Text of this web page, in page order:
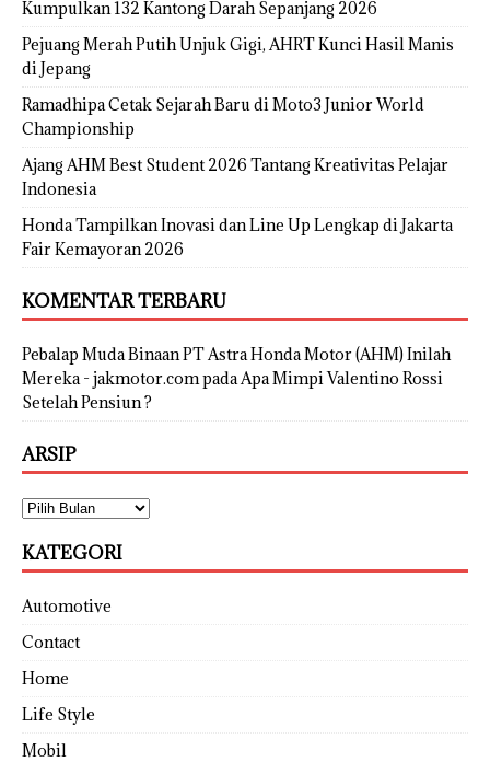
Kumpulkan 132 Kantong Darah Sepanjang 2026
Pejuang Merah Putih Unjuk Gigi, AHRT Kunci Hasil Manis
di Jepang
Ramadhipa Cetak Sejarah Baru di Moto3 Junior World
Championship
Ajang AHM Best Student 2026 Tantang Kreativitas Pelajar
Indonesia
Honda Tampilkan Inovasi dan Line Up Lengkap di Jakarta
Fair Kemayoran 2026
KOMENTAR TERBARU
Pebalap Muda Binaan PT Astra Honda Motor (AHM) Inilah
Mereka - jakmotor.compada Apa Mimpi Valentino Rossi
Setelah Pensiun ?
ARSIP
KATEGORI
Automotive
Contact
Home
Life Style
Mobil